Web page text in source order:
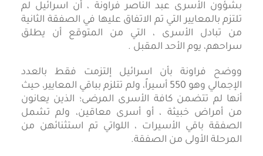
بشؤون الأسرى عبد الناصر فراونة ، أن اسرائيل لم
تلتزم بالمعايير التي تم الاتفاق عليها في الصفقة الثانية
من تبادل الأسرى ، التي من المتوقع أن يطلق
سراحهم، يوم الأحد المقبل .
ووضح فراونة بأن اسرائيل إلتزمت فقط بالعدد
الإجمالي وهو 550 أسيراً، ولم تتلزم بباقي المعايير، حيث
أنها لم تتضمن كافة الأسرى المرضى؛ الذين يعانون
من أمراض خبيثة ، أو أسرى معاقين، ولم تشمل
الصفقة باقي الأسيرات ، اللواتي تم استثنائهن من
المرحلة الأولى من الصفقة.